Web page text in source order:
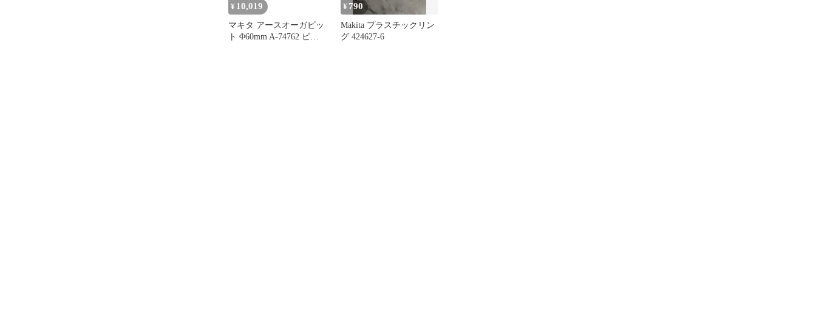
¥ 10,019
マキタ アースオーガビッ
ト Φ60mm A-74762 ビッ
¥ 790
Makita プラスチックリン
グ 424627-6